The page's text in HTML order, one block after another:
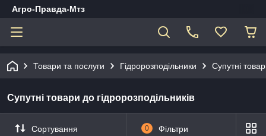
Агро-Правда-Мтз
Товари та послуги Гідророзподільники Супутні
Супутні товари до гідророзподільників
Сортування 0 Фільтри